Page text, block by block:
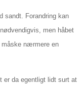
sandt. Forandring kan
men håbet
måske nærmere en
er da egentligt lidt surt at